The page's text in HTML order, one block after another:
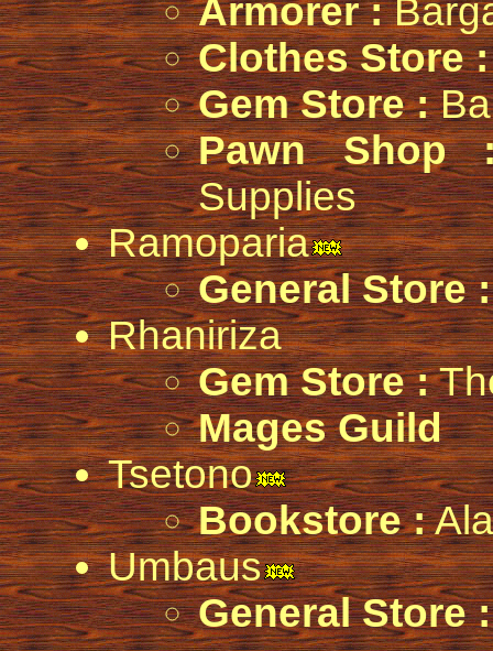
Armorer :
Clothes Store :
Gem Store :
Pawn Shop
Supplies
Ramoparia
General Store :
Rhaniriza
Gem Store :
Mages Guild
Tsetono
Bookstore :
Umbaus
General Store :